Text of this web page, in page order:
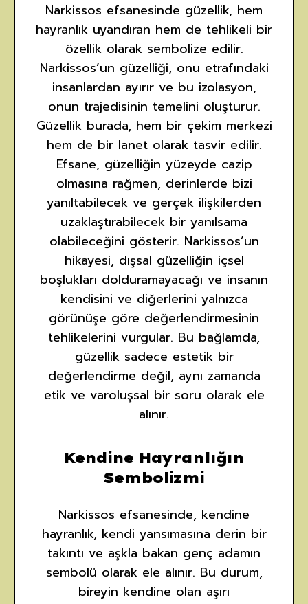
Narkissos efsanesinde güzellik, hem
hayranlık uyandıran hem de tehlikeli bir
özellik olarak sembolize edilir.
Narkissos’un güzelliği, onu etrafındaki
insanlardan ayırır ve bu izolasyon,
onun trajedisinin temelini oluşturur.
Güzellik burada, hem bir çekim merkezi
hem de bir lanet olarak tasvir edilir.
Efsane, güzelliğin yüzeyde cazip
olmasına rağmen, derinlerde bizi
yanıltabilecek ve gerçek ilişkilerden
uzaklaştırabilecek bir yanılsama
olabileceğini gösterir. Narkissos’un
hikayesi, dışsal güzelliğin içsel
boşlukları dolduramayacağı ve insanın
kendisini ve diğerlerini yalnızca
görünüşe göre değerlendirmesinin
tehlikelerini vurgular. Bu bağlamda,
güzellik sadece estetik bir
değerlendirme değil, aynı zamanda
etik ve varoluşsal bir soru olarak ele
alınır.
Kendine Hayranlığın
Sembolizmi
Narkissos efsanesinde, kendine
hayranlık, kendi yansımasına derin bir
takıntı ve aşkla bakan genç adamın
sembolü olarak ele alınır. Bu durum,
bireyin kendine olan aşırı